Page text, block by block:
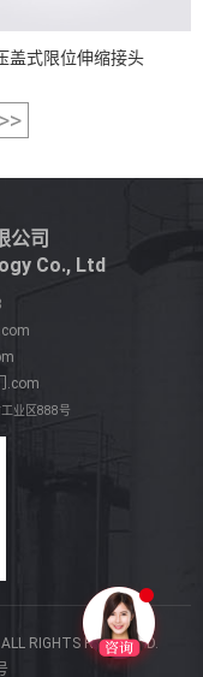
盖式限位伸缩接头
>>
公司
Co., Ltd
.com
业区888号
RIGHTS RESERVED.